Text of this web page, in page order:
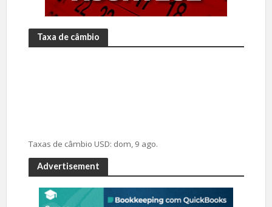
Taxa de câmbio
Taxas de câmbio USD: dom, 9 ago.
Advertisement